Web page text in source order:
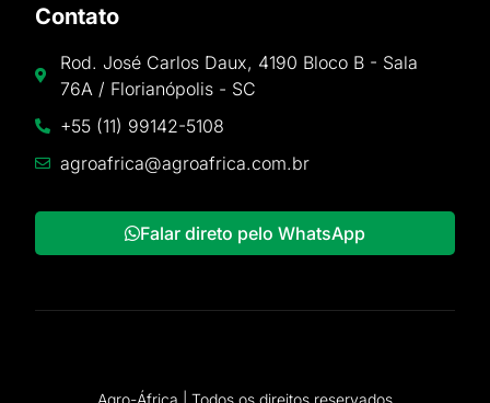
Contato
Rod. José Carlos Daux, 4190 Bloco B - Sala
76A / Florianópolis - SC
+55 (11) 99142-5108
agroafrica@agroafrica.com.br
Falar direto pelo WhatsApp